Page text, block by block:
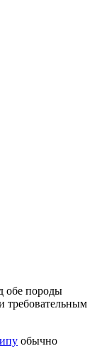
обе породы
требовательным
обычно